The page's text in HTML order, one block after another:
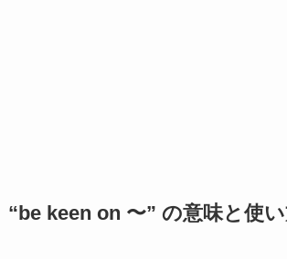
“be keen on 〜” の意味と使